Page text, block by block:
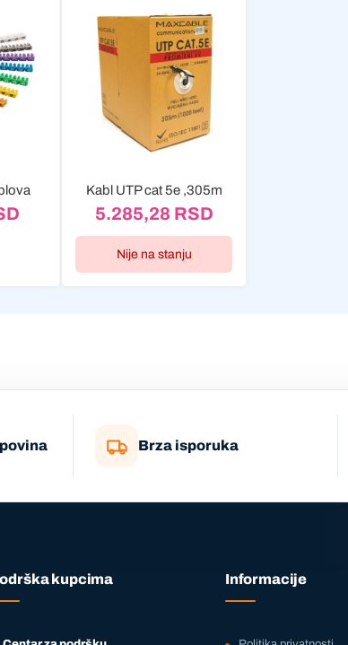
Kabl UTP cat 5e ,305m
5.285,28 RSD
Nije na stanju
Brza isporuka
kupcima Informacije